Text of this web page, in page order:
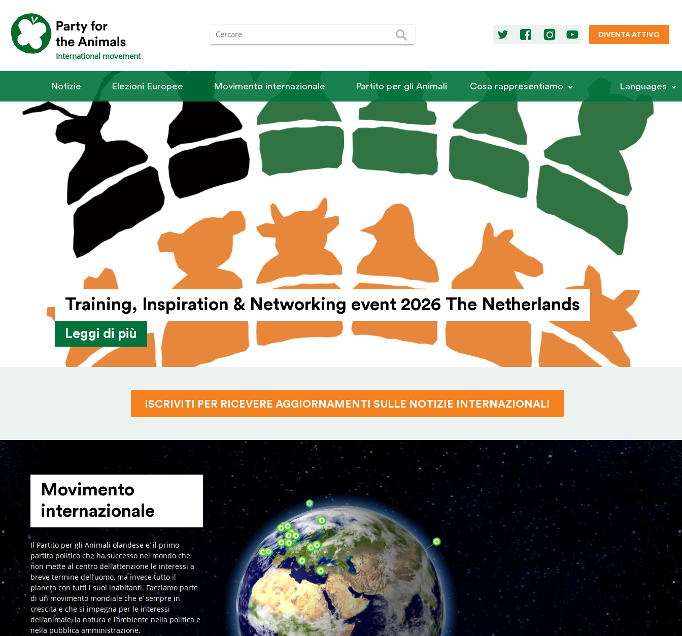
International movement
DIVENTA ATTIVO
Notizie Elezioni Europee Movimento internazionale Partito per gli Animali Cosa rappresentiamo Languages
Training, Inspiration & Networking event 2026 The Netherlands
Leggi di più
ISCRIVITI PER RICEVERE AGGIOR­NA­MENTI SULLE NOTIZIE INTER­NA­ZI­ONALI
Movimento
internazionale
Il Partito per gli Animali olandese e’ il primo
partito politico che ha successo nel mondo che
non mette al centro dell’attenzione le interessi a
breve termine dell’uomo, ma invece tutto il
pianeta con tutti i suoi inabitanti. Facciamo parte
di un movimento mondiale che e’ sempre in
crescita e che si impegna per le interessi
dell’animale, la natura e l’ambiente nella politica e
nella pubblica amministrazione.